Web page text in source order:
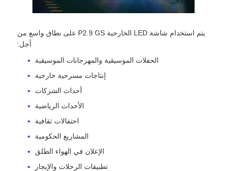
يتم استخدام شاشة LED الخارجية P2.9 GS على نطاق واسع من
أجل:
الحفلات الموسيقية والمهرجانات الموسيقية
إنتاجات مسرحية خارجية
أحداث الشركات
الأحداث الرياضية
احتفالات ثقافية
المشاريع الحكومية
الإعلان في الهواء الطلق
تطبيقات الرحلات والإيجار